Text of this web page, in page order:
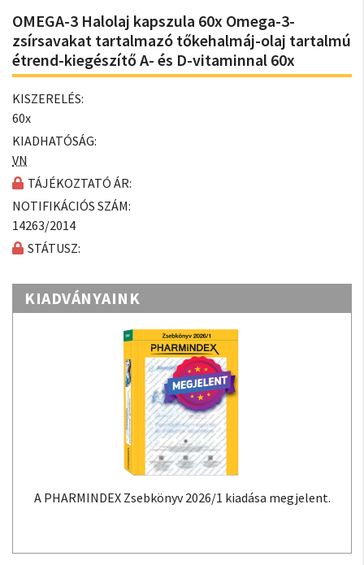
OMEGA-3 Halolaj kapszula 60x Omega-3-
zsírsavakat tartalmazó tőkehalmáj-olaj tartalmú
étrend-kiegészítő A- és D-vitaminnal 60x
KISZERELÉS:
60x
KIADHATÓSÁG:
VN
TÁJÉKOZTATÓ ÁR:
NOTIFIKÁCIÓS SZÁM:
14263/2014
STÁTUSZ:
KIADVÁNYAINK
A PHARMINDEX Zsebkönyv 2026/1 kiadása megjelent.